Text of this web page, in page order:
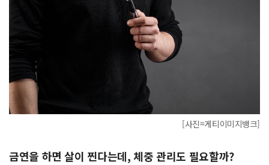
[사진=게티이미지뱅크]
금연을 하면 살이 찐다는데, 체중 관리도 필요할까?